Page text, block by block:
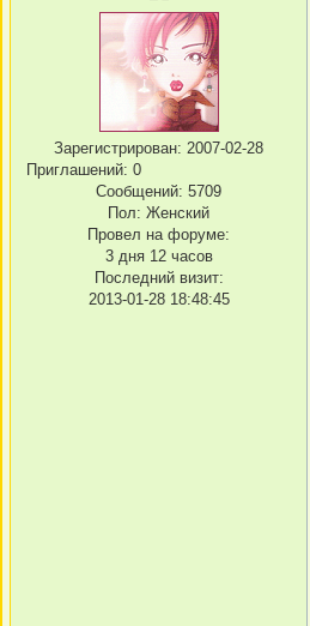
Зарегистрирован: 2007-02-28
Приглашений: 0
Сообщений: 5709
Пол: Женский
Провел на форуме:
3 дня 12 часов
Последний визит:
2013-01-28 18:48:45